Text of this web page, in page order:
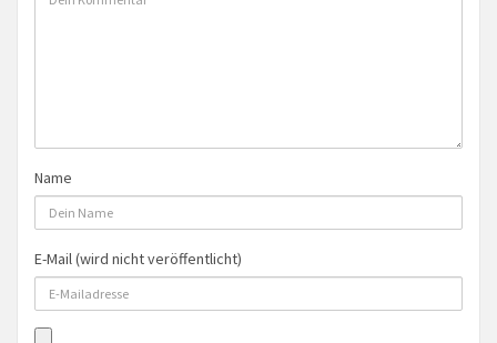
Name
E-Mail (wird nicht veröffentlicht)